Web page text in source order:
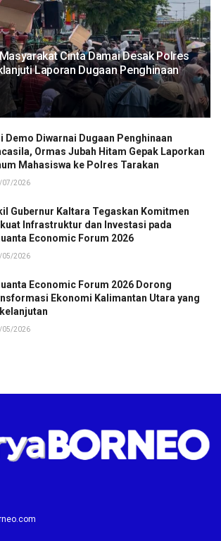
Cinta Damai Desak Polres
Laporan Dugaan Penghinaan
Demo Diwarnai Dugaan Penghinaan
Ormas Jubah Hitam Gepak Laporkan
Mahasiswa ke Polres Tarakan
07/2026
Gubernur Kaltara Tegaskan Komitmen
Infrastruktur dan Investasi pada
Economic Forum 2026
05/2026
Economic Forum 2026 Dorong
Ekonomi Kalimantan Utara yang
05/2026